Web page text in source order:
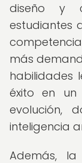
diseño y
estudiantes
más
habilidades
éxito en un
evolución,
inteligencia
Además,